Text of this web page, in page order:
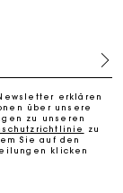
das
erklären
über unsere
zu unseren
zu
Sie auf den
klicken